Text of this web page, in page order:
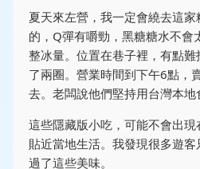
夏天來左營，我一定會繞去這
的，Q彈有嚼勁，黑糖糖水不會
整冰量。位置在巷子裡，有點
了兩圈。營業時間到下午6點，
去。老闆說他們堅持用台灣本地
這些隱藏版小吃，可能不會出
貼近當地生活。我發現很多遊
過了這些美味。